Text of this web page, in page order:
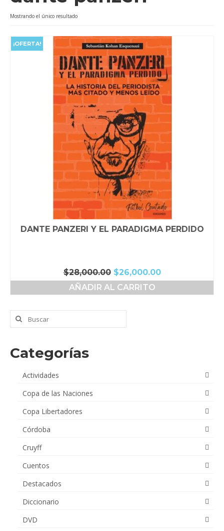
Videos
Tienda
Mostrando el único resultado
¡OFERTA!
DANTE PANZERI Y EL PARADIGMA PERDIDO
$28,000.00 El
precio
original
$28,000.00.
$26,000.00El
precio
AÑADIR AL CARRITO
Buscar
por:
Categorías
Actividades
Copa de las Naciones
Copa Libertadores
Córdoba
Cruyff
Cuentos
Destacados
Diccionario
DVD